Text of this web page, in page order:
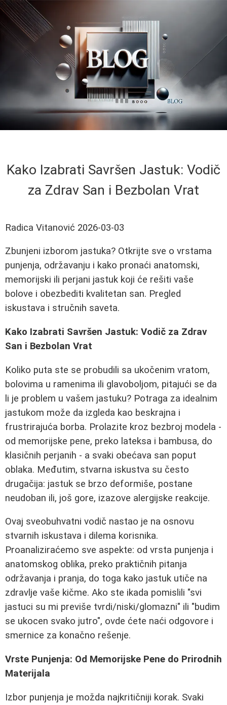
Kako Izabrati Savršen Jastuk: Vodič
za Zdrav San i Bezbolan Vrat
Radica Vitanović 2026-03-03
Zbunjeni izborom jastuka? Otkrijte sve o vrstama
punjenja, održavanju i kako pronaći anatomski,
memorijski ili perjani jastuk koji će rešiti vaše
bolove i obezbediti kvalitetan san. Pregled
iskustava i stručnih saveta.
Kako Izabrati Savršen Jastuk: Vodič za Zdrav
San i Bezbolan Vrat
Koliko puta ste se probudili sa ukočenim vratom,
bolovima u ramenima ili glavoboljom, pitajući se da
li je problem u vašem jastuku? Potraga za idealnim
jastukom može da izgleda kao beskrajna i
frustrirajuća borba. Prolazite kroz bezbroj modela -
od memorijske pene, preko lateksa i bambusa, do
klasičnih perjanih - a svaki obećava san poput
oblaka. Međutim, stvarna iskustva su često
drugačija: jastuk se brzo deformiše, postane
neudoban ili, još gore, izazove alergijske reakcije.
Ovaj sveobuhvatni vodič nastao je na osnovu
stvarnih iskustava i dilema korisnika.
Proanaliziraćemo sve aspekte: od vrsta punjenja i
anatomskog oblika, preko praktičnih pitanja
održavanja i pranja, do toga kako jastuk utiče na
zdravlje vaše kičme. Ako ste ikada pomislili "svi
jastuci su mi previše tvrdi/niski/glomazni" ili "budim
se ukocen svako jutro", ovde ćete naći odgovore i
smernice za konačno rešenje.
Vrste Punjenja: Od Memorijske Pene do Prirodnih
Materijala
Izbor punjenja je možda najkritičniji korak. Svaki